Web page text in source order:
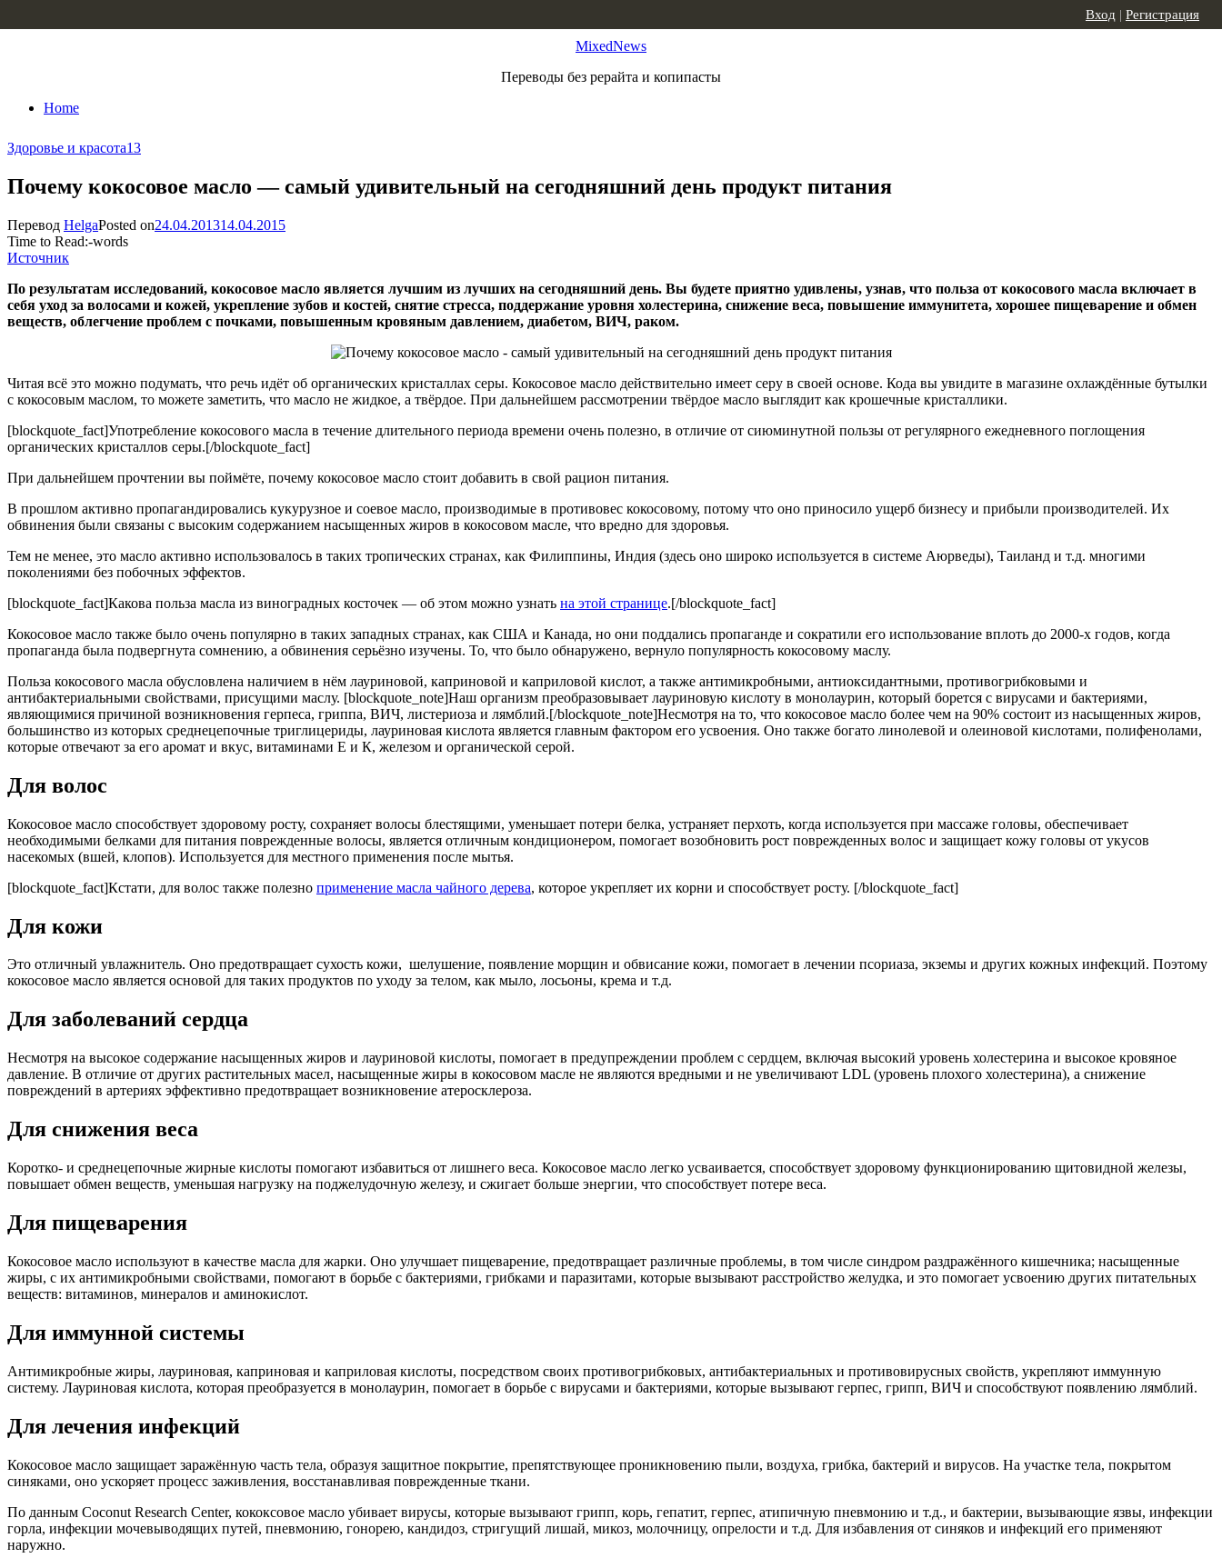
MixedNews
Переводы без рерайта и копипасты
Home
Вход | Регистрация
Здоровье и красота13
Почему кокосовое масло — самый удивительный на сегодняшний день продукт питания
Перевод HelgaPosted on24.04.201314.04.2015
Time to Read:-words
Источник
По результатам исследований, кокосовое масло является лучшим из лучших на сегодняшний день. Вы будете приятно удивлены, узнав, что польза от кокосового масла включает в
себя уход за волосами и кожей, укрепление зубов и костей, снятие стресса, поддержание уровня холестерина, снижение веса, повышение иммунитета, хорошее пищеварение и обмен
веществ, облегчение проблем с почками, повышенным кровяным давлением, диабетом, ВИЧ, раком.
Читая всё это можно подумать, что речь идёт об органических кристаллах серы. Кокосовое масло действительно имеет серу в своей основе. Кода вы увидите в магазине охлаждённые бутылки
с кокосовым маслом, то можете заметить, что масло не жидкое, а твёрдое. При дальнейшем рассмотрении твёрдое масло выглядит как крошечные кристаллики.
[blockquote_fact]Употребление кокосового масла в течение длительного периода времени очень полезно, в отличие от сиюминутной пользы от регулярного ежедневного поглощения
органических кристаллов серы.[/blockquote_fact]
При дальнейшем прочтении вы поймёте, почему кокосовое масло стоит добавить в свой рацион питания.
В прошлом активно пропагандировались кукурузное и соевое масло, производимые в противовес кокосовому, потому что оно приносило ущерб бизнесу и прибыли производителей. Их
обвинения были связаны с высоким содержанием насыщенных жиров в кокосовом масле, что вредно для здоровья.
Тем не менее, это масло активно использовалось в таких тропических странах, как Филиппины, Индия (здесь оно широко используется в системе Аюрведы), Таиланд и т.д. многими
поколениями без побочных эффектов.
[blockquote_fact]Какова польза масла из виноградных косточек — об этом можно узнать на этой странице.[/blockquote_fact]
Кокосовое масло также было очень популярно в таких западных странах, как США и Канада, но они поддались пропаганде и сократили его использование вплоть до 2000-х годов, когда
пропаганда была подвергнута сомнению, а обвинения серьёзно изучены. То, что было обнаружено, вернуло популярность кокосовому маслу.
Польза кокосового масла обусловлена наличием в нём лауриновой, каприновой и каприловой кислот, а также антимикробными, антиоксидантными, противогрибковыми и
антибактериальными свойствами, присущими маслу. [blockquote_note]Наш организм преобразовывает лауриновую кислоту в монолаурин, который борется с вирусами и бактериями,
являющимися причиной возникновения герпеса, гриппа, ВИЧ, листериоза и лямблий.[/blockquote_note]Несмотря на то, что кокосовое масло более чем на 90% состоит из насыщенных жиров,
большинство из которых среднецепочные триглицериды, лауриновая кислота является главным фактором его усвоения. Оно также богато линолевой и олеиновой кислотами, полифенолами,
которые отвечают за его аромат и вкус, витаминами Е и К, железом и органической серой.
Для волос
Кокосовое масло способствует здоровому росту, сохраняет волосы блестящими, уменьшает потери белка, устраняет перхоть, когда используется при массаже головы, обеспечивает
необходимыми белками для питания поврежденные волосы, является отличным кондиционером, помогает возобновить рост поврежденных волос и защищает кожу головы от укусов
насекомых (вшей, клопов). Используется для местного применения после мытья.
[blockquote_fact]Кстати, для волос также полезно применение масла чайного дерева, которое укрепляет их корни и способствует росту. [/blockquote_fact]
Для кожи
Это отличный увлажнитель. Оно предотвращает сухость кожи, шелушение, появление морщин и обвисание кожи, помогает в лечении псориаза, экземы и других кожных инфекций. Поэтому
кокосовое масло является основой для таких продуктов по уходу за телом, как мыло, лосьоны, крема и т.д.
Для заболеваний сердца
Несмотря на высокое содержание насыщенных жиров и лауриновой кислоты, помогает в предупреждении проблем с сердцем, включая высокий уровень холестерина и высокое кровяное
давление. В отличие от других растительных масел, насыщенные жиры в кокосовом масле не являются вредными и не увеличивают LDL (уровень плохого холестерина), а снижение
повреждений в артериях эффективно предотвращает возникновение атеросклероза.
Для снижения веса
Коротко- и среднецепочные жирные кислоты помогают избавиться от лишнего веса. Кокосовое масло легко усваивается, способствует здоровому функционированию щитовидной железы,
повышает обмен веществ, уменьшая нагрузку на поджелудочную железу, и сжигает больше энергии, что способствует потере веса.
Для пищеварения
Кокосовое масло используют в качестве масла для жарки. Оно улучшает пищеварение, предотвращает различные проблемы, в том числе синдром раздражённого кишечника; насыщенные
жиры, с их антимикробными свойствами, помогают в борьбе с бактериями, грибками и паразитами, которые вызывают расстройство желудка, и это помогает усвоению других питательных
веществ: витаминов, минералов и аминокислот.
Для иммунной системы
Антимикробные жиры, лауриновая, каприновая и каприловая кислоты, посредством своих противогрибковых, антибактериальных и противовирусных свойств, укрепляют иммунную
систему. Лауриновая кислота, которая преобразуется в монолаурин, помогает в борьбе с вирусами и бактериями, которые вызывают герпес, грипп, ВИЧ и способствуют появлению лямблий.
Для лечения инфекций
Кокосовое масло защищает заражённую часть тела, образуя защитное покрытие, препятствующее проникновению пыли, воздуха, грибка, бактерий и вирусов. На участке тела, покрытом
синяками, оно ускоряет процесс заживления, восстанавливая поврежденные ткани.
По данным Coconut Research Center, кококсовое масло убивает вирусы, которые вызывают грипп, корь, гепатит, герпес, атипичную пневмонию и т.д., и бактерии, вызывающие язвы, инфекции
горла, инфекции мочевыводящих путей, пневмонию, гонорею, кандидоз, стригущий лишай, микоз, молочницу, опрелости и т.д. Для избавления от синяков и инфекций его применяют
наружно.